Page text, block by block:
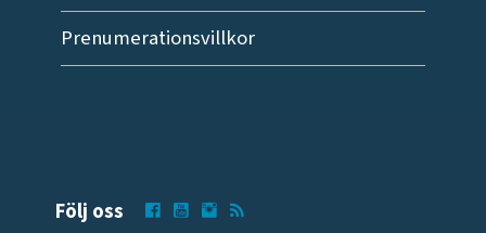
Prenumerationsvillkor
Följ oss